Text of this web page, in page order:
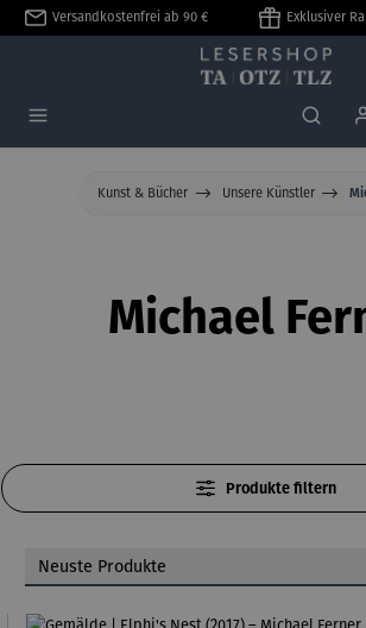
springen
Versandkostenfrei ab 90 € Exklusiver
Kunst & Bücher Unsere Künstler
Michael
Produkte filtern